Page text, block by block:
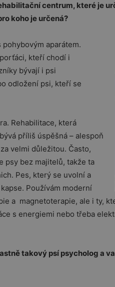
centrum, které je
koho je určená?
aparátem.
kteří chodí i
bývají i psi
odložení psi, kteří se
Rehabilitace, která
příliš úspěšná – alespoň
velmi důležitou. Často,
psy bez majitelů, takže ta
Pes, který se uvolní a
Používám moderní
a magnetoterapie, ale i ty,
s energiemi nebo třeba
takový psí psycholog a